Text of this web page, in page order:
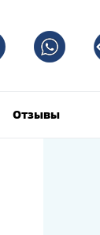
Отзывы